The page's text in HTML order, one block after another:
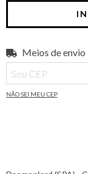
Entregas para o CEP:
Meios de envio
NÃO SEI MEU CEP